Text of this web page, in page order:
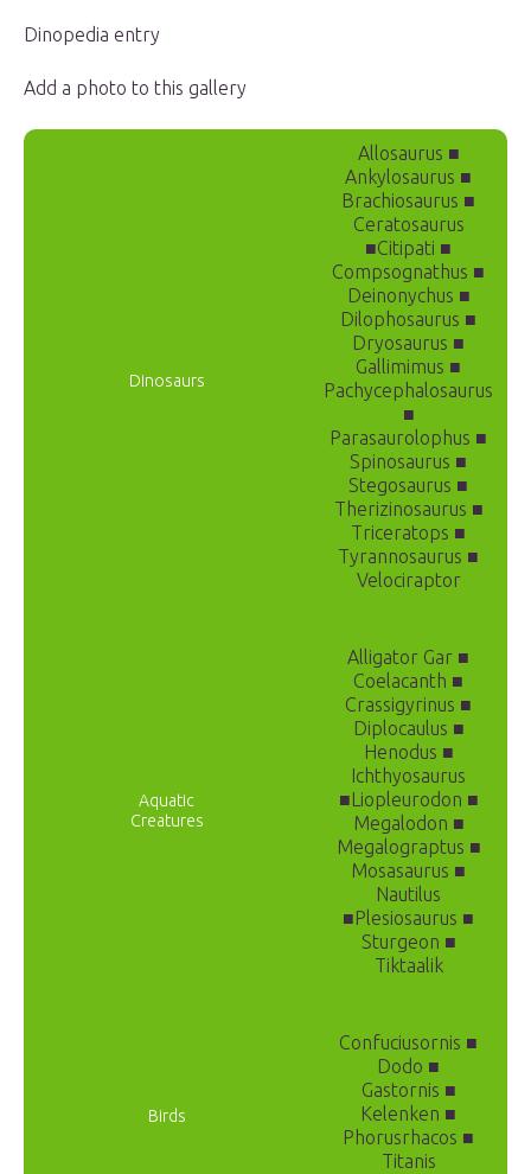
Dinopedia entry
Add a photo to this gallery
Dinosaurs
Allosaurus ■
Ankylosaurus ■
Brachiosaurus ■
Ceratosaurus
■Citipati ■
Compsognathus ■
Deinonychus ■
Dilophosaurus ■
Dryosaurus ■
Gallimimus ■
Pachycephalosaurus
■
Parasaurolophus ■
Spinosaurus ■
Stegosaurus ■
Therizinosaurus ■
Triceratops ■
Tyrannosaurus ■
Velociraptor
Aquatic
Creatures
Alligator Gar ■
Coelacanth ■
Crassigyrinus ■
Diplocaulus ■
Henodus ■
Ichthyosaurus
■Liopleurodon ■
Megalodon ■
Megalograptus ■
Mosasaurus ■
Nautilus
■Plesiosaurus ■
Sturgeon ■
Tiktaalik
Birds
Confuciusornis ■
Dodo ■
Gastornis ■
Kelenken ■
Phorusrhacos ■
Titanis